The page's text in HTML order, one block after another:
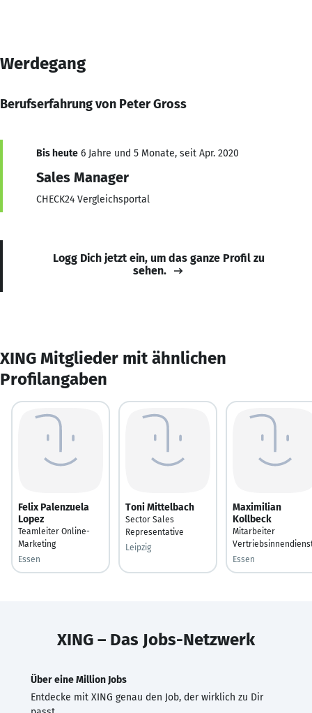
Werdegang
Berufserfahrung von Peter Gross
Bis heute 6 Jahre und 5 Monate, seit Apr. 2020
Sales Manager
CHECK24 Vergleichsportal
Logg Dich jetzt ein, um das ganze Profil zu
sehen.
XING Mitglieder mit ähnlichen
Profilangaben
Felix Palenzuela
Lopez
Teamleiter Online-
Marketing
Essen
Toni Mittelbach
Sector Sales
Representative
Leipzig
Maximilian
Kollbeck
Mitarbeiter
Essen
XING – Das Jobs-Netzwerk
Über eine Million Jobs
Entdecke mit XING genau den Job, der wirklich zu Dir